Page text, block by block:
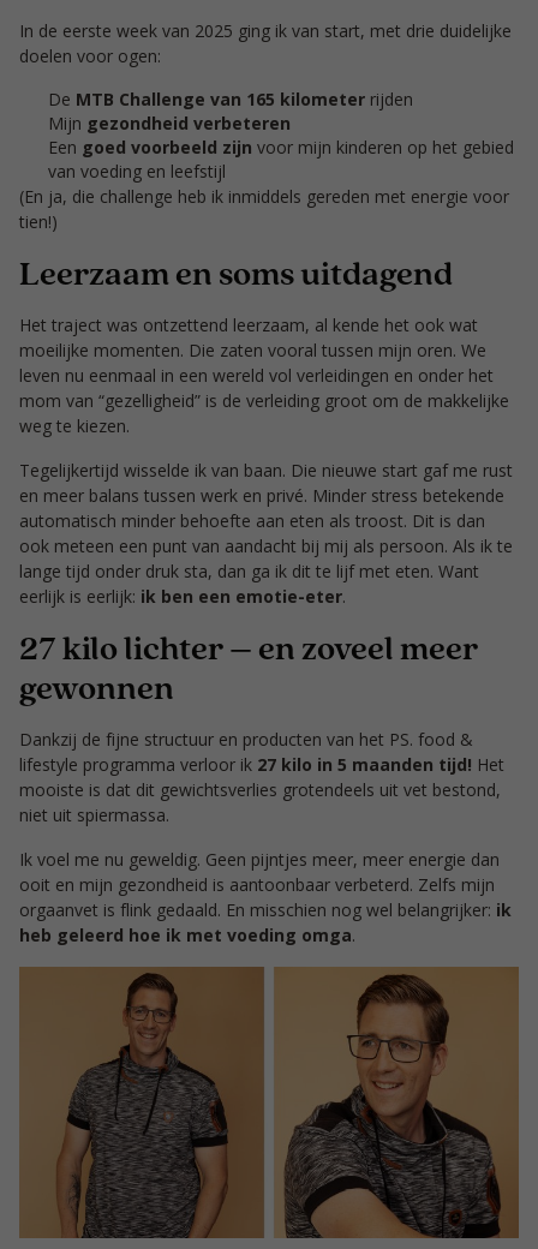
In de eerste week van 2025 ging ik van start, met drie duidelijke
doelen voor ogen:
De MTB Challenge van 165 kilometer rijden
Mijn gezondheid verbeteren
Een goed voorbeeld zijn voor mijn kinderen op het gebied
van voeding en leefstijl
(En ja, die challenge heb ik inmiddels gereden met energie voor
tien!)
Leerzaam en soms uitdagend
Het traject was ontzettend leerzaam, al kende het ook wat
moeilijke momenten. Die zaten vooral tussen mijn oren. We
leven nu eenmaal in een wereld vol verleidingen en onder het
mom van “gezelligheid” is de verleiding groot om de makkelijke
weg te kiezen.
Tegelijkertijd wisselde ik van baan. Die nieuwe start gaf me rust
en meer balans tussen werk en privé. Minder stress betekende
automatisch minder behoefte aan eten als troost. Dit is dan
ook meteen een punt van aandacht bij mij als persoon. Als ik te
lange tijd onder druk sta, dan ga ik dit te lijf met eten. Want
eerlijk is eerlijk: ik ben een emotie-eter.
27 kilo lichter – en zoveel meer
gewonnen
Dankzij de fijne structuur en producten van het PS. food &
lifestyle programma verloor ik 27 kilo in 5 maanden tijd! Het
mooiste is dat dit gewichtsverlies grotendeels uit vet bestond,
niet uit spiermassa.
Ik voel me nu geweldig. Geen pijntjes meer, meer energie dan
ooit en mijn gezondheid is aantoonbaar verbeterd. Zelfs mijn
orgaanvet is flink gedaald. En misschien nog wel belangrijker: ik
heb geleerd hoe ik met voeding omga.